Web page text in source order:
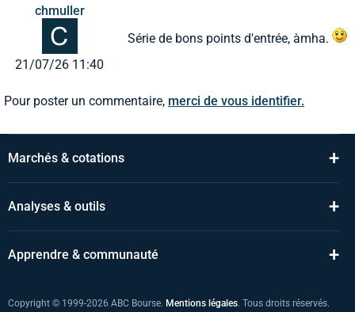
chmuller
21/07/26 11:40
Série de bons points d'entrée, àmha.
Pour poster un commentaire, merci de vous identifier.
Marchés & cotations +
Analyses & outils +
Apprendre & communauté +
Copyright © 1999-2026 ABC Bourse. Mentions légales. Tous droits réservés.